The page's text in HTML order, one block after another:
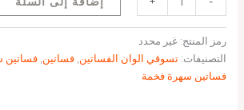
رمز المنتج: غير محدد
التصنيفات: تسوقي الوان الفساتين, فساتين, فساتين
فساتين سهرة فخمة